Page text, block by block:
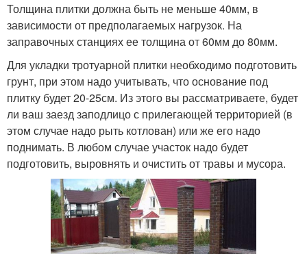
Толщина плитки должна быть не меньше 40мм, в
зависимости от предполагаемых нагрузок. На
заправочных станциях ее толщина от 60мм до 80мм.
Для укладки тротуарной плитки необходимо подготовить
грунт, при этом надо учитывать, что основание под
плитку будет 20-25см. Из этого вы рассматриваете, будет
ли ваш заезд заподлицо с прилегающей территорией (в
этом случае надо рыть котлован) или же его надо
поднимать. В любом случае участок надо будет
подготовить, выровнять и очистить от травы и мусора.